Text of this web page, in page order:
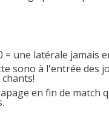
= une latérale jamais
sono à l'entrée des
en fin de match